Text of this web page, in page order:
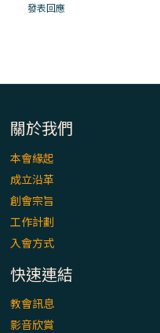
2025/10/
發表回應
關於我們
本會緣起
成立沿革
創會宗旨
工作計劃
入會方式
快速連結
教會訊息
影音欣賞